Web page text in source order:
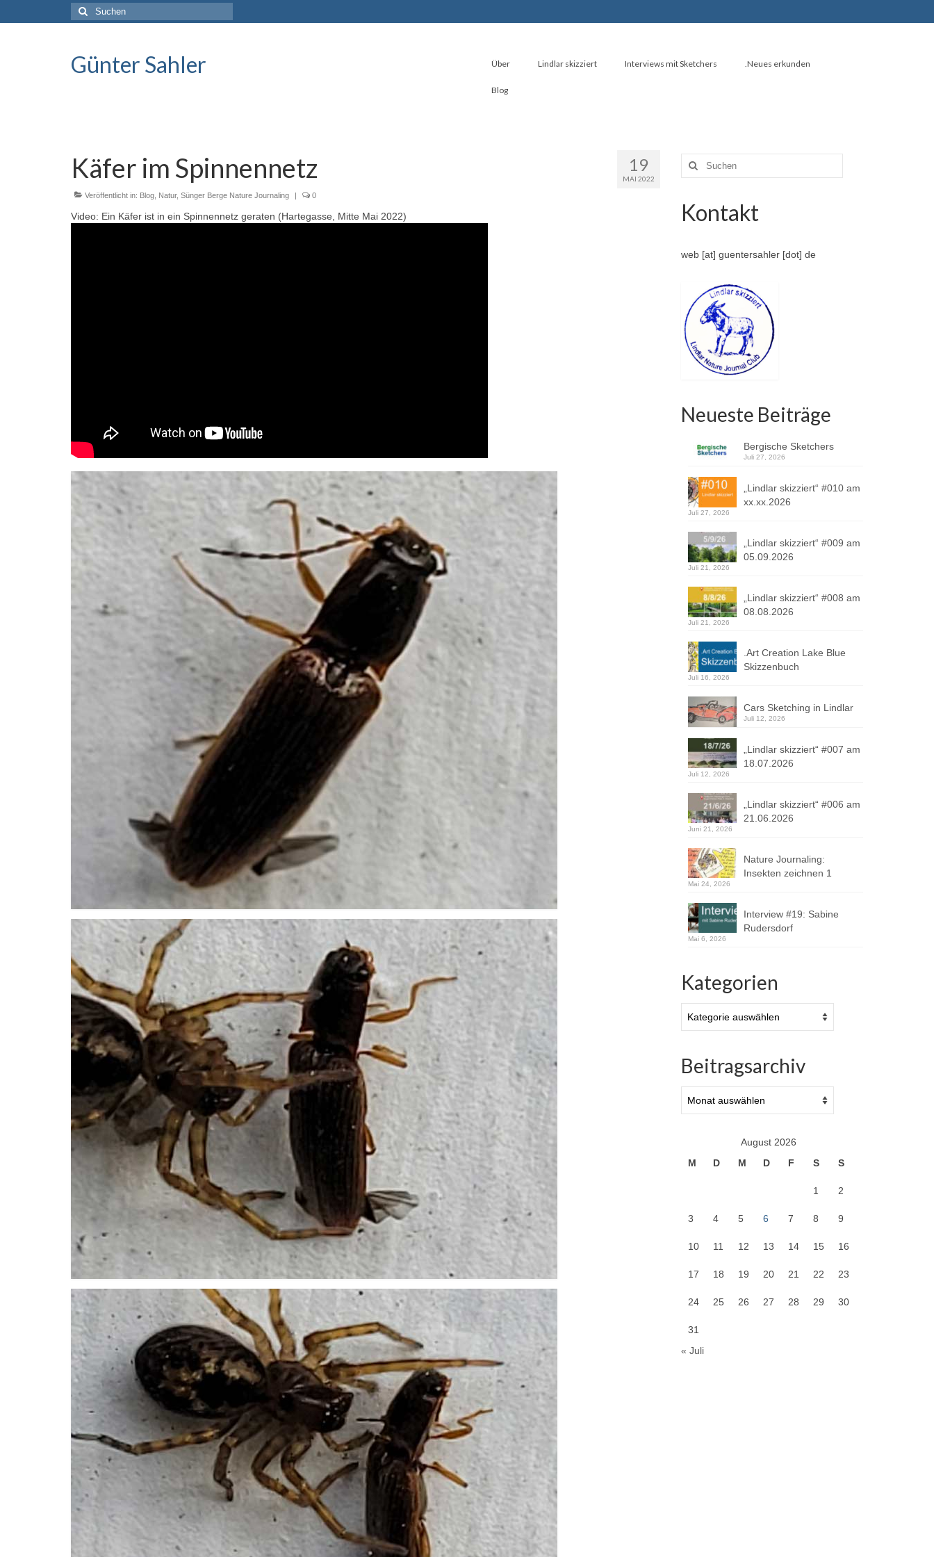
Suche
nach:
Günter Sahler Über Lindlar skizziert Interviews mit Sketchers .Neues erkunden
Blog
19
MAI 2022
Käfer im Spinnennetz
Veröffentlicht in: Blog Natur, Sünger Berge Nature Journaling | 0
Video: Ein Käfer ist in ein Spinnennetz geraten (Hartegasse, Mitte Mai 2022)
Suche
nach:
Kontakt
web [at] guentersahler [dot] de
Neueste Beiträge
Bergische Sketchers
Juli 27, 2026
„Lindlar skizziert“ #010 am
xx.xx.2026
Juli 27, 2026
„Lindlar skizziert“ #009 am
05.09.2026
Juli 21, 2026
„Lindlar skizziert“ #008 am
08.08.2026
Juli 21, 2026
.Art Creation Lake Blue
Skizzenbuch
Juli 16, 2026
Cars Sketching in Lindlar
Juli 12, 2026
„Lindlar skizziert“ #007 am
18.07.2026
Juli 12, 2026
„Lindlar skizziert“ #006 am
21.06.2026
Juni 21, 2026
Nature Journaling:
Insekten zeichnen 1
Mai 24, 2026
Interview #19: Sabine
Rudersdorf
Mai 6, 2026
Kategorien
Beitragsarchiv
August 2026
M
D M D F S S
1 2
3 4 5 6 7 8 9
10 11 12 13 14 15 16
17 18 19 20 21 22 23
24 25 26 27 28 29 30
31
« Juli